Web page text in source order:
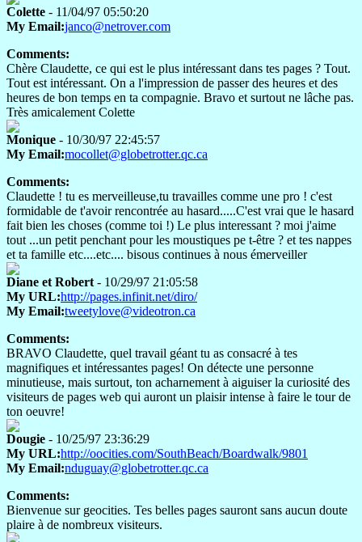
Colette - 11/04/97 05:50:20
My Email:janco@netrover.com
Comments:
Chère Claudette, ce qui est le plus intéressant dans tes pages ? Tout.
Tout est intéressant. On a l'impression de passer des heures et des
heures de bon temps en ta compagnie. Bravo et surtout ne lâche pas.
Très amicalement Colette
Monique - 10/30/97 22:45:57
My Email:mocollet@globetrotter.qc.ca
Comments:
Claudette ! tu es merveilleuse,tu travailles comme une pro ! c'est
formidable de t'avoir rencontrée au hasard.....C'est vrai que le hasard
fait bien les choses (comme toi !) Le plus interessant ? moi j'aime
tout ...un petit penchant pour les moustiques pe t-être ? et tes nappes
et ta famille etc....etc.... bisous continues à nous émerveiller
Diane et Robert - 10/29/97 21:05:58
My URL:http://pages.infinit.net/diro/
My Email:tweetylove@videotron.ca
Comments:
BRAVO Claudette, quel travail géant tu as consacré à tes
magnifiques et intéressantes pages! On détecte une personne
minutieuse, mais surtout, ton acharnement à aiguiser la curiosité des
visiteurs de pages web qui auront un plaisir intense à faire le tour de
ton oeuvre!
Dougie - 10/25/97 23:36:29
My URL:http://oocities.com/SouthBeach/Boardwalk/9801
My Email:nduguay@globetrotter.qc.ca
Comments:
Bienvenue sur geocities. Tes belles pages sauront sans aucun doute
plaire à de nombreux visiteurs.